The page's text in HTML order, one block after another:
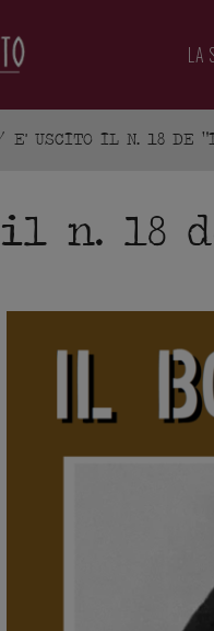
LA
E' USCITO IL N. 18 DE
il n. 18